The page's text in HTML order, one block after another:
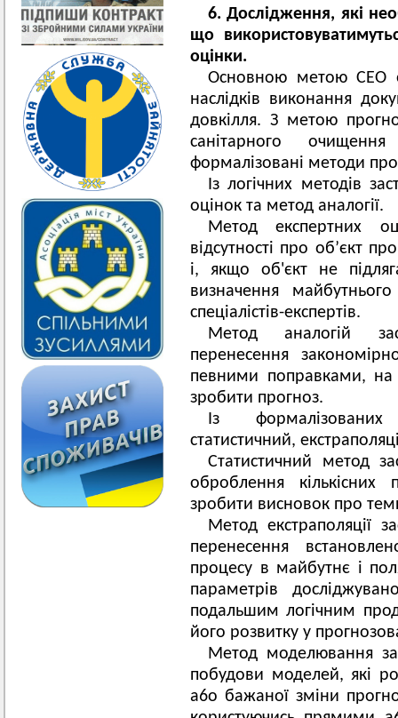
6. Дослідження, які
що
оцінки.
Основною метою СЕО
наслідків виконання
довкілля. З метою
санітарного
формалізовані методи
Із логічних методів
оцінок та метод аналогії.
Метод експертних
відсутності про об’єкт
i, якщо об'єкт не
визначення
спеціалістів-експертів.
Метод аналогій
перенесення
певними поправками, на
зробити прогноз.
Із формалізованих
статистичний,
Статистичний метод
оброблення кількісних
зробити висновок про
Метод екстраполяції
перенесення
процесу в майбутнє і
параметрів
подальшим логічним
його розвитку у
Метод моделювання
побудови моделей, які
a6o бажаної зміни